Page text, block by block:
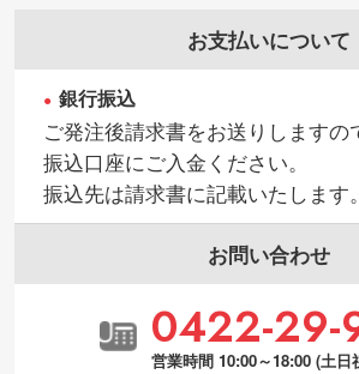
お支払いについて
銀行振込
ご発注後請求書をお送りしますの
振込口座にご入金ください。
振込先は請求書に記載いたします。
お問い合わせ
0422-29-
営業時間 10:00～18:00 (土日